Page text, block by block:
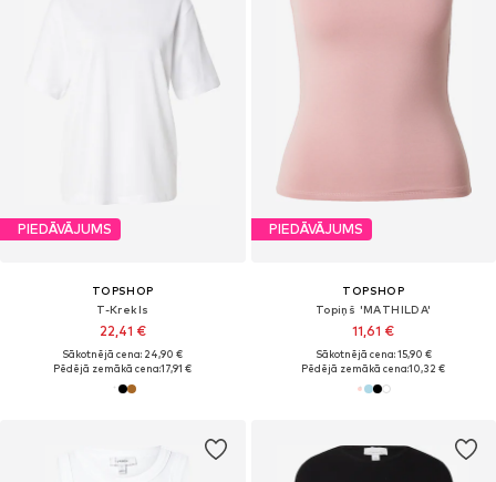
PIEDĀVĀJUMS
TOPSHOP
T-Krekls
22,41 €
Sākotnējā cena: 24,90 €
Pēdējā zemākā cena:17,91 €
PIEDĀVĀJUMS
TOPSHOP
Topiņš 'MATHILDA'
11,61 €
Sākotnējā cena: 15,90 €
Pēdējā zemākā cena:10,32 €